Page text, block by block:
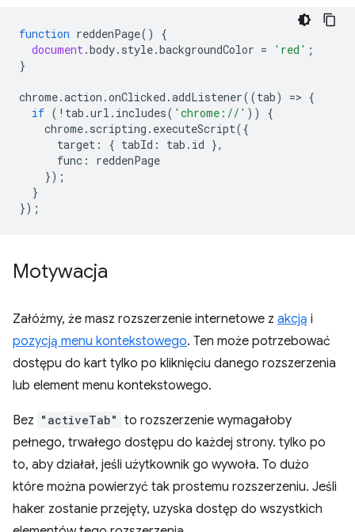
function reddenPage()
{
document .body. style.backgroundColor = 'red' ;
}
chrome.action .onClicked .addListener((tab) => {
if ( ! tab .url . includes( 'chrome://' ))
{
chrome. scripting . executeScript({
target : { tabId : tab . id },
func :
reddenPage
});
}
});
Motywacja
Załóżmy, że masz rozszerzenie internetowe z akcją i
pozycją menu kontekstowego. Ten może potrzebować
dostępu do kart tylko po kliknięciu danego rozszerzenia
lub element menu kontekstowego.
Bez "activeTab" to rozszerzenie wymagałoby
pełnego, trwałego dostępu do każdej strony. tylko po
to, aby działał, jeśli użytkownik go wywoła. To dużo
które można powierzyć tak prostemu rozszerzeniu. Jeśli
haker zostanie przejęty, uzyska dostęp do wszystkich